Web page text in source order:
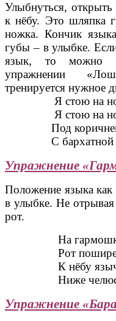
Улыбнуться,
к нёбу. Это шляпка
ножка. Кончик
губы – в улыбке.
язык, то можно
упражнении
тренируется нужное
Я стою на
Я стою на
Под
С бархатной
Упражнение
Положение языка
в улыбке. Не отрывая
рот.
На
Рот пошире
К нёбу
Ниже
Упражнение